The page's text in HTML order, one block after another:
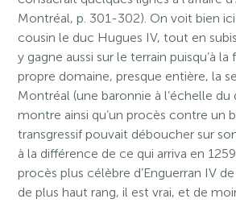
Montréal, p. 301-302). On voit bien
cousin le duc Hugues IV, tout en
y gagne aussi sur le terrain puisqu’à
propre domaine, presque entière, la
Montréal (une baronnie à l’échelle du
montre ainsi qu’un procès contre un
transgressif pouvait déboucher sur
à la différence de ce qui arriva en
procès plus célèbre d’Enguerran IV
de plus haut rang, il est vrai, et de